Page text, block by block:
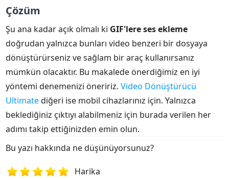
Çözüm
Şu ana kadar açık olmalı ki GIF'lere ses ekleme
doğrudan yalnızca bunları video benzeri bir dosyaya
dönüştürürseniz ve sağlam bir araç kullanırsanız
mümkün olacaktır. Bu makalede önerdiğimiz en iyi
yöntemi denemenizi öneririz.Video Dönüştürücü
Ultimatediğeri ise mobil cihazlarınız için. Yalnızca
beklediğiniz çıktıyı alabilmeniz için burada verilen her
adımı takip ettiğinizden emin olun.
Bu yazı hakkında ne düşünüyorsunuz?
Harika